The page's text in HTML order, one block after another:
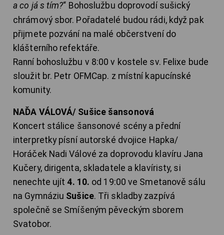
a co já s tím?“ Bohoslužbu doprovodí sušický
chrámový sbor. Pořadatelé budou rádi, když pak
přijmete pozvání na malé občerstvení do
klášterního refektáře.
Ranní bohoslužbu v 8:00 v kostele sv. Felixe bude
sloužit br. Petr OFMCap. z místní kapucínské
komunity.
NAĎA VÁLOVÁ/ Sušice šansonová
Koncert stálice šansonové scény a přední
interpretky písní autorské dvojice Hapka/
Horáček Nadi Válové za doprovodu klavíru Jana
Kučery, dirigenta, skladatele a klavíristy, si
nenechte ujít4. 10. od 19:00 ve Smetanově sálu
na Gymnáziu Sušice. Tři skladby zazpívá
společně se Smíšeným pěveckým sborem
Svatobor.